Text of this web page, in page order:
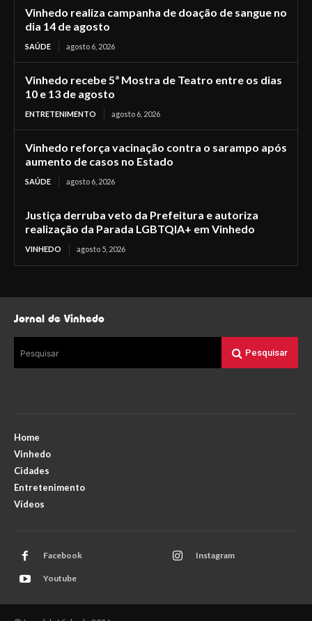
Vinhedo realiza campanha de doação de sangue no
dia 14 de agosto
SAÚDE agosto 6, 2026
Vinhedo recebe 5ª Mostra de Teatro entre os dias
10 e 13 de agosto
ENTRETENIMENTO agosto 6, 2026
Vinhedo reforça vacinação contra o sarampo após
aumento de casos no Estado
SAÚDE agosto 6, 2026
Justiça derruba veto da Prefeitura e autoriza
realização da Parada LGBTQIA+ em Vinhedo
VINHEDO agosto 5, 2026
Jornal de Vinhedo
Pesquisar Pesquisar
Home
Vinhedo
Cidades
Entretenimento
Vídeos
Facebook Instagram
Youtube